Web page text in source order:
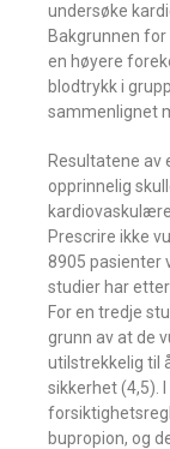
undersøke
Bakgrunnen
en høyere
blodtrykk i
sammenlignet
Resultatene av
opprinnelig
Prescrire ikke
8905 pasienter
studier har
For en tredje
grunn av at de
utilstrekkelig til
sikkerhet (4,5).
bupropion, og